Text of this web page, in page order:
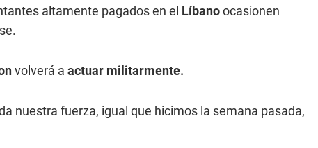
altamente pagados en el Líbanoocasionen
volverá a actuar militarmente.
nuestra fuerza, igual que hicimos la semana pasada,